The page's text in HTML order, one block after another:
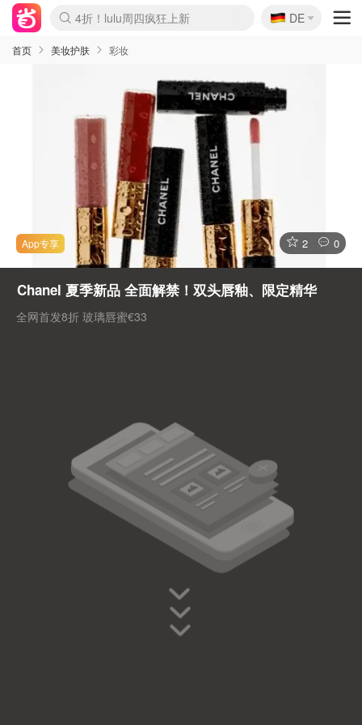
Boticinal 夏促开抢！
4折！lulu周四疯狂上新
还没结束！&OtherStories大促
Joybuy变相75折 随时失效
速领！Stanley独家85折
疑似霸哥！Camper额外叠85折
Zalando 奥莱闪促！每日更新
Moncler反季囤！5折起+叠9折
Coach Brooklyn仅€192
🇩🇪
DE
首页 美妆护肤 彩妆
2 0
Chanel 夏季新品 全面解禁！双头唇釉、限定精华
全网首发8折 玻璃唇蜜€33